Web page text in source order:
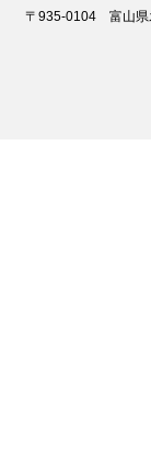
〒935-0104 富山県